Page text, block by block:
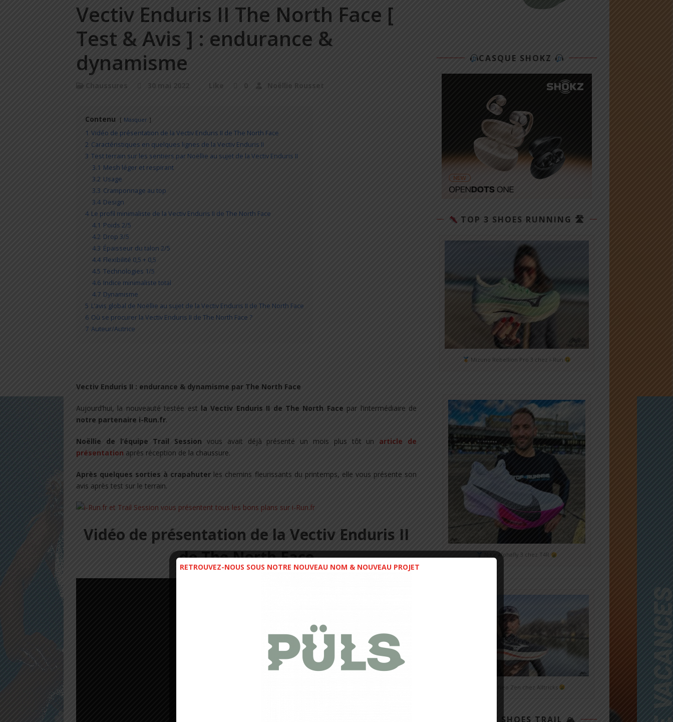
Vectiv Enduris II The North Face [
Test & Avis ] : endurance &
dynamisme
Chaussures 30 mai 2022 Like 0 Noëllie Rousset
Contenu Masquer
1 Vidéo de présentation de la Vectiv Enduris II de The North Face
2 Caractéristiques en quelques lignes de la Vectiv Enduris II
3 Test terrain sur les sentiers par Noëllie au sujet de la Vectiv Enduris II
3.1 Mesh léger et respirant
3.2 Usage
3.3 Cramponnage au top
3.4 Design
4 Le profil minimaliste de la Vectiv Enduris II de The North Face
4.1 Poids 2/5
4.2 Drop 3/5
4.3 Épaisseur du talon 2/5
4.4 Flexibilité 0,5 + 0,5
4.5 Technologies 1/5
4.6 Indice minimaliste total
4.7 Dynamisme
5 L’avis global de Noëllie au sujet de la Vectiv Enduris II de The North Face
6 Où se procurer la Vectiv Enduris II de The North Face ?
7 Auteur/Autrice
Vectiv Enduris II : endurance & dynamisme par The North Face
Aujourd’hui, la nouveauté testée est la Vectiv Enduris II de The North Face par l’intermédiaire de
notre partenaire i-Run.fr.
Noëllie de l’équipe Trail Session vous avait déjà présenté un mois plus tôt un article de
présentation après réception de la chaussure.
Après quelques sorties à crapahuter les chemins fleurissants du printemps, elle vous présente son
avis après test sur le terrain.
Vidéo de présentation de la Vectiv Enduris II
de The North Face
CASQUE SHOKZ
TOP 3 SHOES RUNNING 🛣
Mizuno Rebellion Pro 3 chez i-Run
Nike Alphafly 3 chez T4R
Mizuno Neo Zen chez Alltricks
TOP 3 SHOES TRAIL 🏔
RETROUVEZ-NOUS SOUS NOTRE NOUVEAU NOM & NOUVEAU PROJET